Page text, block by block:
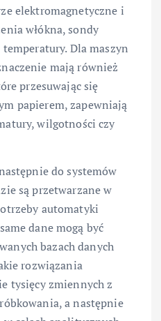
elektromagnetyczne i
włókna, sondy
Dla maszyn
mają również
przesuwając się
papierem, zapewniają
wilgotności czy
do systemów
są przetwarzane w
automatyki
dane mogą być
bazach danych
rozwiązania
tysięcy zmiennych z
a następnie